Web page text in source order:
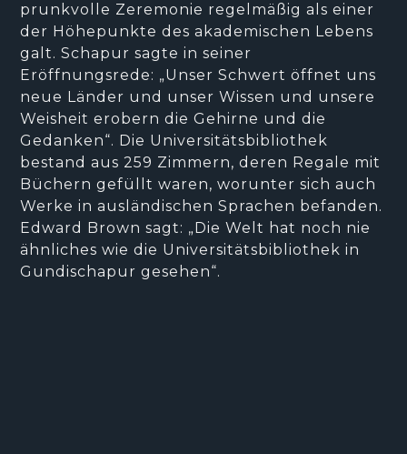
prunkvolle Zeremonie regelmäßig als einer
der Höhepunkte des akademischen Lebens
galt. Schapur sagte in seiner
Eröffnungsrede: „Unser Schwert öffnet uns
neue Länder und unser Wissen und unsere
Weisheit erobern die Gehirne und die
Gedanken“. Die Universitätsbibliothek
bestand aus 259 Zimmern, deren Regale mit
Büchern gefüllt waren, worunter sich auch
Werke in ausländischen Sprachen befanden.
Edward Brown sagt: „Die Welt hat noch nie
ähnliches wie die Universitätsbibliothek in
Gundischapur gesehen“.